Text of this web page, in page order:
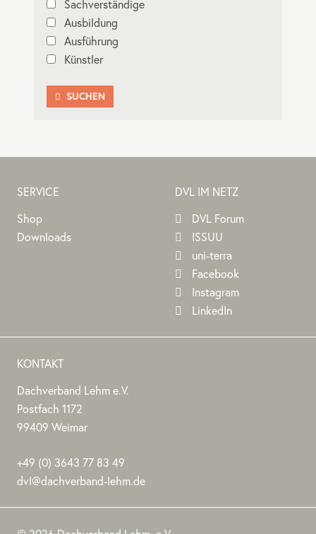
Sachverständige
Ausbildung
Ausführung
Künstler
 SUCHEN
SERVICE
Shop
Downloads
DVL IM NETZ
DVL Forum
ISSUU
uni-terra
Facebook
Instagram
LinkedIn
KONTAKT
Dachverband Lehm e.V.
Stephan
Jörchel
Stephan
Jörchel
Dachverband
Lehm
Postfach 1172
99409 Weimar
+49 (0) 3643 77 83 49
dvl@dachverband-lehm.de
DACHVERBAND
LEHM
Bundesverband